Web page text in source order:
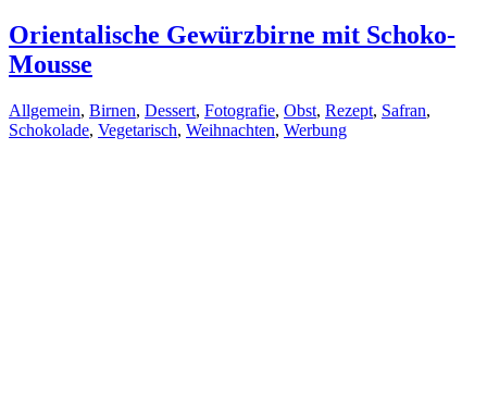
Orientalische Gewürzbirne mit Schoko-
Mousse
Allgemein, Birnen, Dessert, Fotografie, Obst, Rezept, Safran,
Schokolade, Vegetarisch, Weihnachten, Werbung